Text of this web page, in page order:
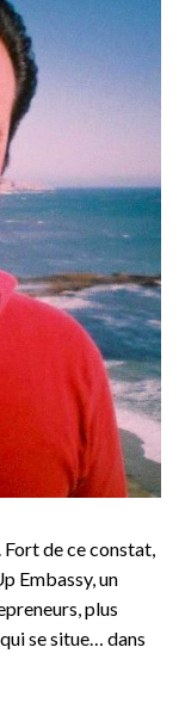
Fort de ce constat,
Embassy, un
plus
se situe… dans